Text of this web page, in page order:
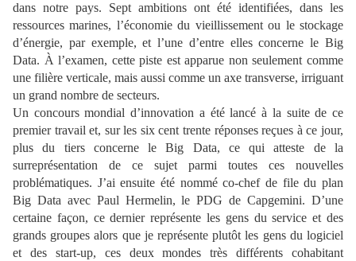
dans notre pays. Sept ambitions ont été identifiées, dans les
ressources marines, l’économie du vieillissement ou le stockage
d’énergie, par exemple, et l’une d’entre elles concerne le Big
Data. À l’examen, cette piste est apparue non seulement comme
une filière verticale, mais aussi comme un axe transverse, irriguant
un grand nombre de secteurs.
Un concours mondial d’innovation a été lancé à la suite de ce
premier travail et, sur les six cent trente réponses reçues à ce jour,
plus du tiers concerne le Big Data, ce qui atteste de la
surreprésentation de ce sujet parmi toutes ces nouvelles
problématiques. J’ai ensuite été nommé co-chef de file du plan
Big Data avec Paul Hermelin, le PDG de Capgemini. D’une
certaine façon, ce dernier représente les gens du service et des
grands groupes alors que je représente plutôt les gens du logiciel
et des start-up, ces deux mondes très différents cohabitant